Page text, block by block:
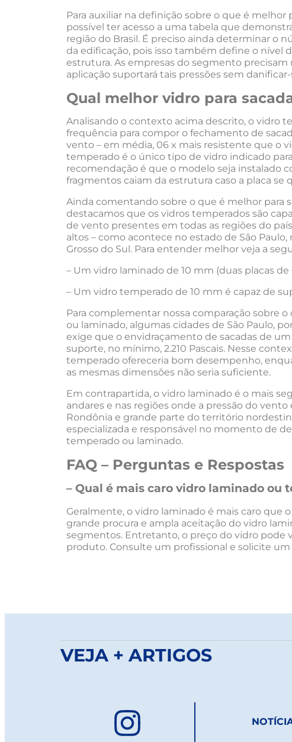
Para auxiliar na definição sobre o que é
possível ter acesso a uma tabela que
região do Brasil. É preciso ainda determinar o
da edificação, pois isso também define o nível
estrutura. As empresas do segmento precisam
aplicação suportará tais pressões sem danificar-
Qual melhor vidro para
Analisando o contexto acima descrito, o vidro
frequência para compor o fechamento de
vento – em média, 06 x mais resistente que o
temperado é o único tipo de vidro indicado
recomendação é que o modelo seja instalado
fragmentos caiam da estrutura caso a placa se
Ainda comentando sobre o que é melhor para
destacamos que os vidros temperados são
de vento presentes em todas as regiões do
altos – como acontece no estado de São
Grosso do Sul. Para entender melhor veja a
– Um vidro laminado de 10 mm (duas placas
– Um vidro temperado de 10 mm é capaz de
Para complementar nossa comparação sobre
ou laminado, algumas cidades de São Paulo,
exige que o envidraçamento de sacadas de
suporte, no mínimo, 2.210 Pascais. Nesse
temperado ofereceria bom desempenho,
as mesmas dimensões não seria suficiente.
Em contrapartida, o vidro laminado é o mais
andares e nas regiões onde a pressão do
Rondônia e grande parte do território
especializada e responsável no momento de
temperado ou laminado.
FAQ – Perguntas e Respostas
– Qual é mais caro vidro laminado ou
Geralmente, o vidro laminado é mais caro que
grande procura e ampla aceitação do vidro
segmentos. Entretanto, o preço do vidro pode
produto. Consulte um profissional e solicite
VEJA + ARTIGOS